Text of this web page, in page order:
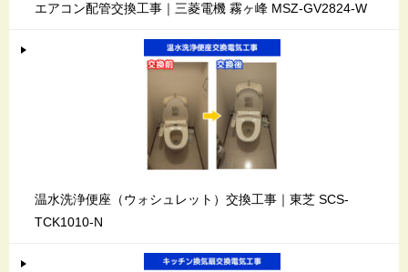
エアコン配管交換工事｜三菱電機 霧ヶ峰 MSZ-GV2824-W
温水洗浄便座（ウォシュレット）交換工事｜東芝 SCS-
TCK1010-N